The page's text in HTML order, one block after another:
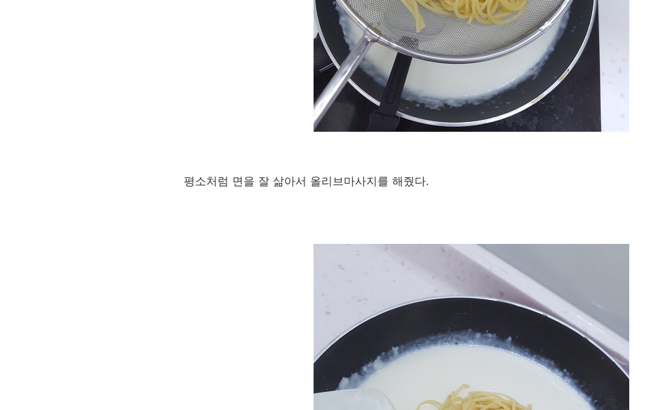
평소처럼 면을 잘 삶아서 올리브마사지를 해줬다.